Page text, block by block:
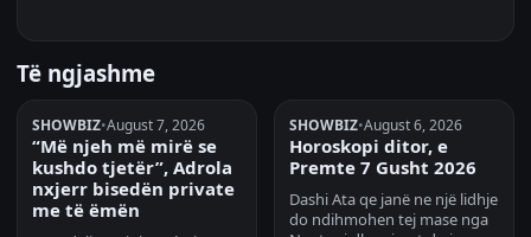
Të ngjashme
SHOWBIZ•August 7, 2026
“Më njeh më mirë se
kushdo tjetër”, Adrola
nxjerr bisedën private
me të ëmën
SHOWBIZ•August 6, 2026
Horoskopi ditor, e
Premte 7 Gusht 2026
Dashi Ata qe janë ne një lidhje
do ndihmohen tej mase nga